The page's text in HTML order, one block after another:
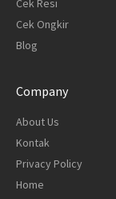
Cek Resi
Cek Ongkir
Blog
Company
About Us
Kontak
Privacy Policy
Home